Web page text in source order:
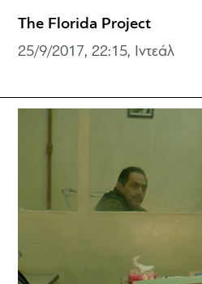
The Florida Project
25/9/2017, 22:15, Ιντεάλ